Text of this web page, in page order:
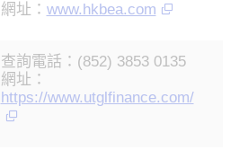
網址： www.hkbea.com
查詢電話：(852) 3853 0135
網址：
https://www.utglfinance.com/